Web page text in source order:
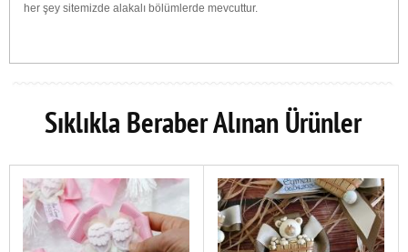
her şey sitemizde alakalı bölümlerde mevcuttur.
Sıklıkla Beraber Alınan Ürünler